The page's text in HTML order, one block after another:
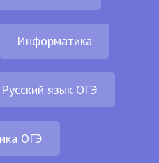
Информатика
Русский язык ОГЭ
ОГЭ